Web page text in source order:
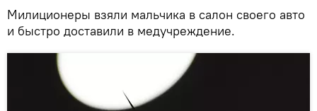
Милиционеры взяли мальчика в салон своего авто
и быстро доставили в медучреждение.